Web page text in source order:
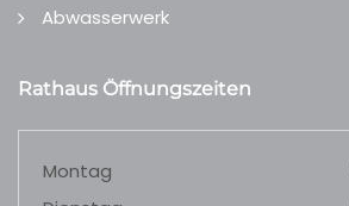
Abwasserwerk
Rathaus Öffnungszeiten
Montag